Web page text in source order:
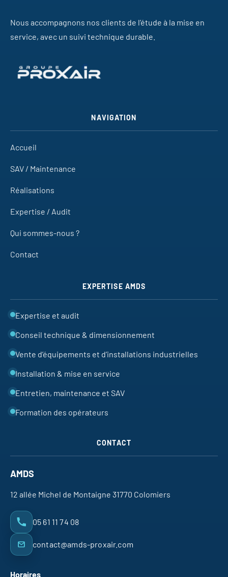
Nous accompagnons nos clients de l’étude à la mise en
service, avec un suivi technique durable.
NAVIGATION
Accueil
SAV / Maintenance
Réalisations
Expertise / Audit
Qui sommes-nous ?
Contact
EXPERTISE AMDS
Expertise et audit
Conseil technique & dimensionnement
Vente d’équipements et d’installations industrielles
Installation & mise en service
Entretien, maintenance et SAV
Formation des opérateurs
CONTACT
AMDS
12 allée Michel de Montaigne 31770 Colomiers
05 61 11 74 08
contact@amds-proxair.com
Horaires